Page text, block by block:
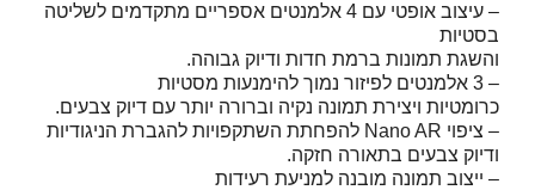
– עיצוב אופטי עם 4 אלמנטים אספריים מתקדמים לשליטה
בסטיות
והשגת תמונות ברמת חדות ודיוק גבוהה.
– 3 אלמנטים לפיזור נמוך להימנעות מסטיות
כרומטיות ויצירת תמונה נקיה וברורה יותר עם דיוק צבעים.
– ציפוי Nano AR להפחתת השתקפויות להגברת הניגודיות
ודיוק צבעים בתאורה חזקה.
– ייצוב תמונה מובנה למניעת רעידות